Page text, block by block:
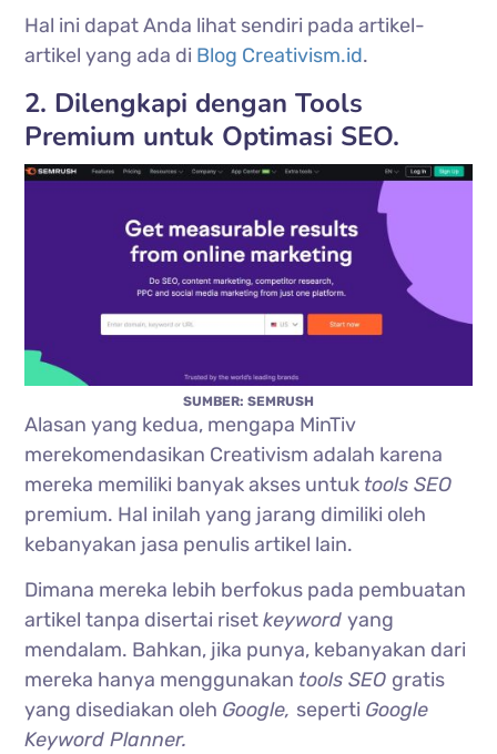
Hal ini dapat Anda lihat sendiri pada artikel-
artikel yang ada di Blog Creativism.id.
2. Dilengkapi dengan Tools
Premium untuk Optimasi SEO.
SUMBER: SEMRUSH
Alasan yang kedua, mengapa MinTiv
merekomendasikan Creativism adalah karena
mereka memiliki banyak akses untuk tools SEO
premium. Hal inilah yang jarang dimiliki oleh
kebanyakan jasa penulis artikel lain.
Dimana mereka lebih berfokus pada pembuatan
artikel tanpa disertai risetkeywordyang
mendalam. Bahkan, jika punya, kebanyakan dari
mereka hanya menggunakan tools SEO gratis
yang disediakan oleh Google, seperti Google
Keyword Planner.